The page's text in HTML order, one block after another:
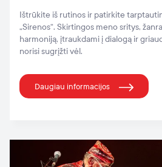
Ištrūkite iš rutinos ir patirkite
„Sirenos“. Skirtingos meno sritys,
harmoniją, įtraukdami į dialogą ir
norisi sugrįžti vėl.
Daugiau informacijos